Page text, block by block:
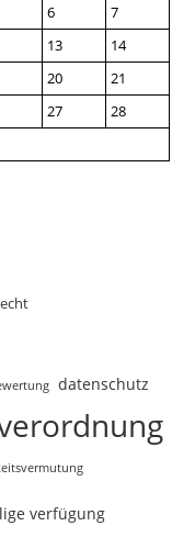
6
7
13
14
20
21
27
28
datenschutz
verfügung